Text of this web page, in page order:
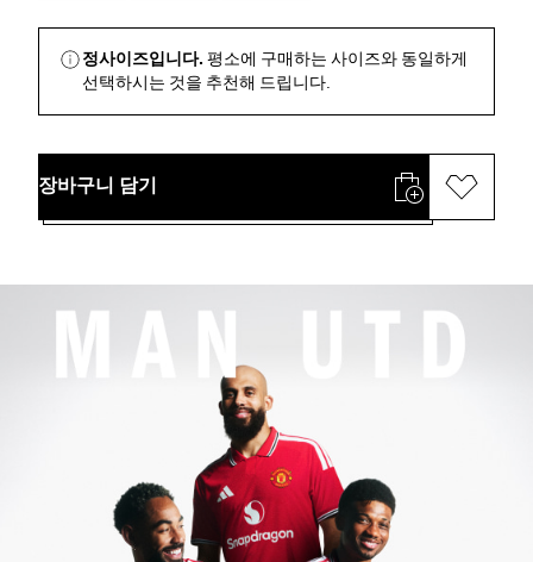
정사이즈입니다. 평소에 구매하는 사이즈와 동일하게
선택하시는 것을 추천해 드립니다.
장바구니 담기